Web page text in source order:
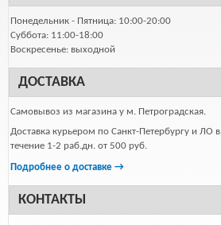
Понедельник - Пятница: 10:00-20:00
Суббота: 11:00-18:00
Воскресенье: выходной
ДОСТАВКА
Самовывоз из магазина у м. Петроградская.
Доставка курьером по Санкт-Петербургу и ЛО в
течение 1-2 раб.дн. от 500 руб.
Подробнее о доставке →
КОНТАКТЫ